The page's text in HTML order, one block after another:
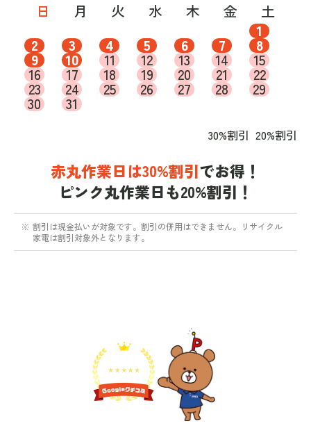
日
月 火 水 木 金
土
1
2 3 4 5 6 7 8
9 10 11 12 13 14 15
16 17 18 19 20 21 22
23 24 25 26 27 28 29
30 31
30%割引 20%割引
赤丸作業日は30%割引でお得！
ピンク丸作業日も20%割引！
※ 割引は現金払いが対象です。割引の併用はできません。リサイクル
家電は割引対象外となります。